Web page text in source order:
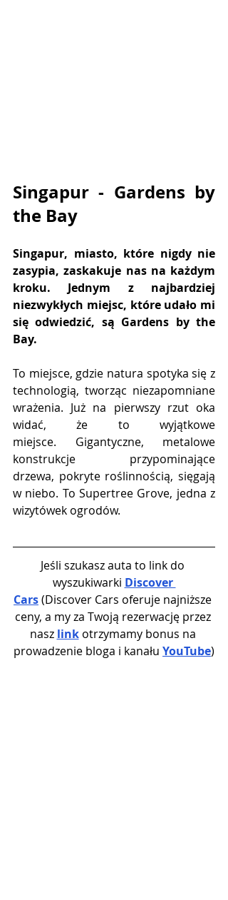
Singapur - Gardens by
the Bay
Singapur, miasto, które nigdy nie
zasypia, zaskakuje nas na każdym
kroku. Jednym z najbardziej
niezwykłych miejsc, które udało mi
się odwiedzić, są Gardens by the
Bay.
To miejsce, gdzie natura spotyka się z
technologią, tworząc niezapomniane
wrażenia. Już na pierwszy rzut oka
widać, że to wyjątkowe
miejsce. Gigantyczne, metalowe
konstrukcje przypominające
drzewa, pokryte roślinnością, sięgają
w niebo. To Supertree Grove, jedna z
wizytówek ogrodów.
Jeśli szukasz auta to link do
wyszukiwarki Discover
Cars (Discover Cars oferuje najniższe
ceny, a my za Twoją rezerwację przez
nasz link otrzymamy bonus na
prowadzenie bloga i kanału YouTube)